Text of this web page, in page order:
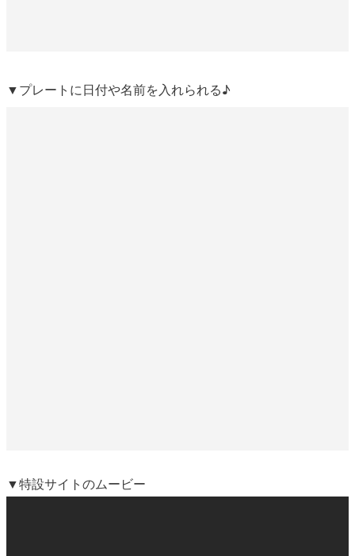
▼プレートに日付や名前を入れられる♪
▼特設サイトのムービー